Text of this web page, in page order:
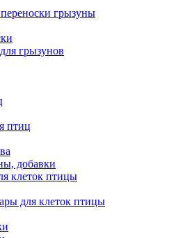
грызуны
грызунов
птиц
добавки
клеток птицы
для клеток птицы